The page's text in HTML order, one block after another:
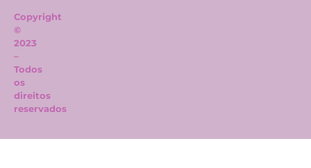
Copyright
©
2023
–
Todos
os
direitos
reservados